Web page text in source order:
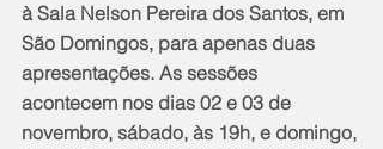
à Sala Nelson Pereira dos Santos, em
São Domingos, para apenas duas
apresentações. As sessões
acontecem nos dias 02 e 03 de
novembro, sábado, às 19h, e domingo,